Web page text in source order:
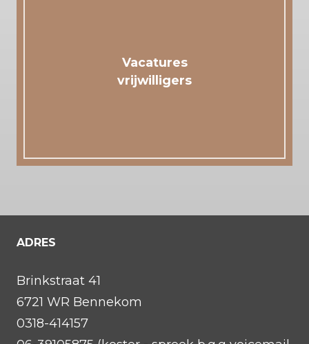
Vacatures
vrijwilligers
ADRES
Brinkstraat 41
6721 WR Bennekom
0318-414157